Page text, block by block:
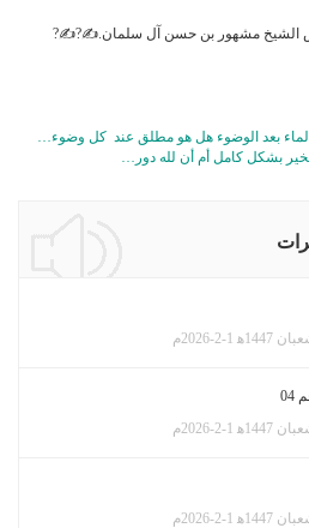
الشيخ مشهور بن حسن آل سلمان.✍?✍?
بعد الوضوء هل هو مطلق عند كل وضوء…
بشكل كامل أم أن لله دور…